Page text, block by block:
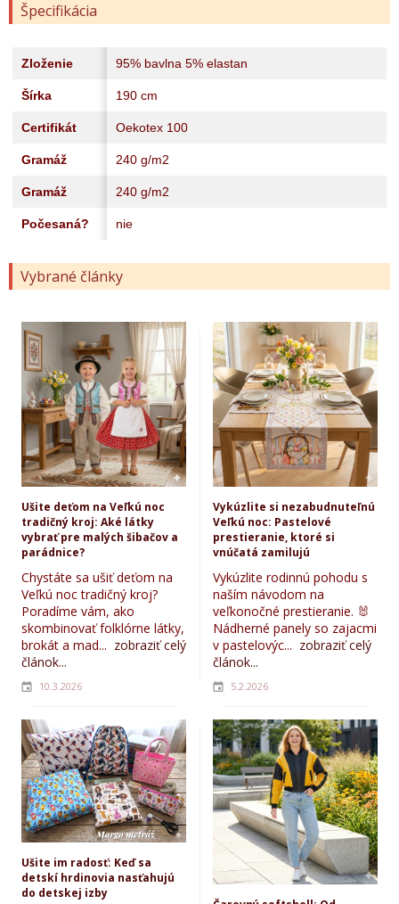
Špecifikácia
Zloženie 95% bavlna 5% elastan
Šírka 190 cm
Certifikát Oekotex 100
Gramáž 240 g/m2
Gramáž 240 g/m2
Počesaná? nie
Vybrané články
Ušite deťom na Veľkú noc
tradičný kroj: Aké látky
vybrať pre malých šibačov a
parádnice?
Chystáte sa ušiť deťom na
Veľkú noc tradičný kroj?
Poradíme vám, ako
skombinovať folklórne látky,
brokát a mad... zobraziť celý
článok...
10.3.2026
Vykúzlite si nezabudnuteľnú
Veľkú noc: Pastelové
prestieranie, ktoré si
vnúčatá zamilujú
Vykúzlite rodinnú pohodu s
naším návodom na
veľkonočné prestieranie. 🐰
Nádherné panely so zajacmi
v pastelovýc... zobraziť celý
článok...
5.2.2026
Ušite im radosť: Keď sa
detskí hrdinovia nasťahujú
do detskej izby